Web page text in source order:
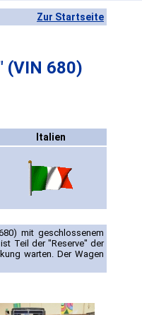
Zur Startseite
(VIN 680)
Italien
mit geschlossenem
Teil der "Reserve" der
warten. Der Wagen